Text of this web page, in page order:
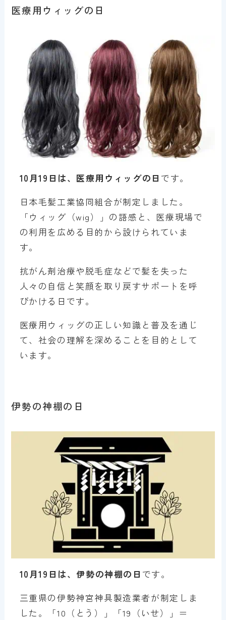
医療用ウィッグの日
10月19日は、医療用ウィッグの日 です。
日本毛髪工業協同組合が制定しました。
「ウィッグ（wig）」の語感と、医療現場で
の利用を広める目的から設けられていま
す。
抗がん剤治療や脱毛症などで髪を失った
人々の自信と笑顔を取り戻すサポートを呼
びかける日です。
医療用ウィッグの正しい知識と普及を通じ
て、社会の理解を深めることを目的として
います。
伊勢の神棚の日
10月19日は、伊勢の神棚の日 です。
三重県の伊勢神宮神具製造業者が制定しま
した。「10（とう）」「19（いせ）」＝